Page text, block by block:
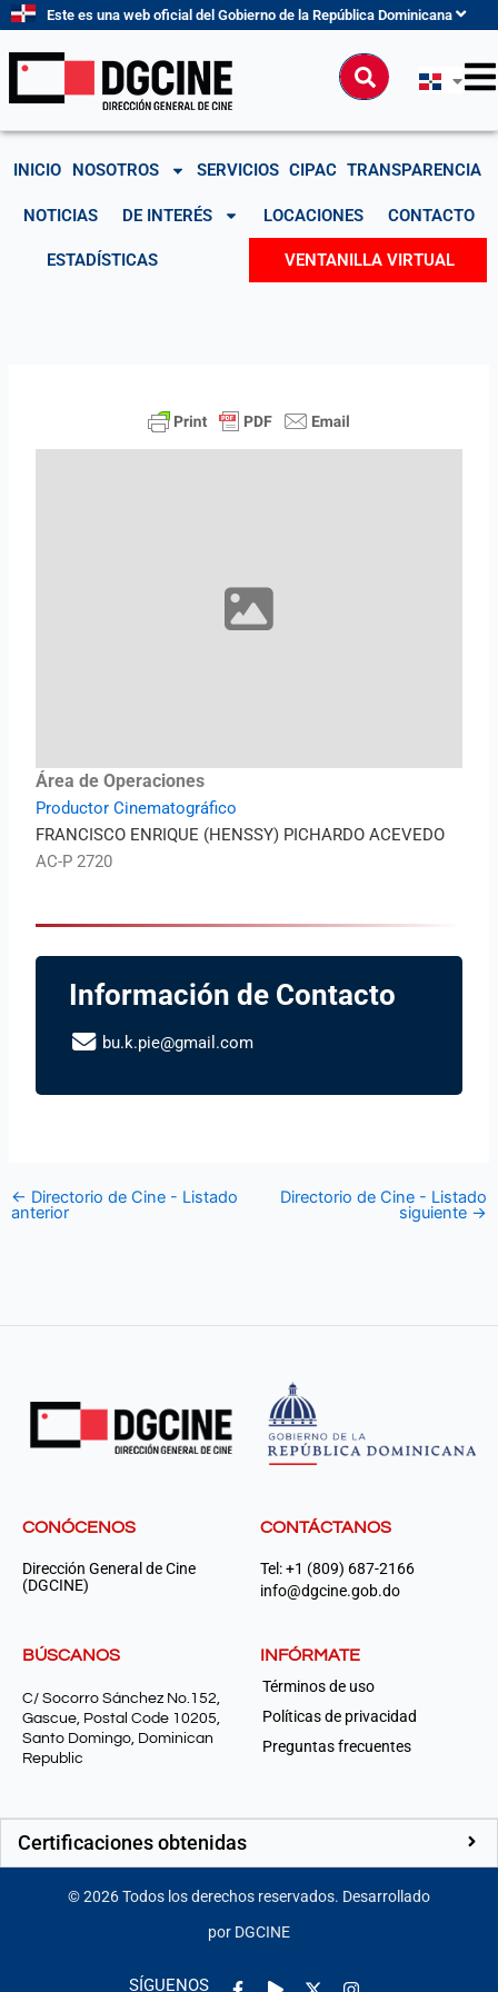
contenido
Este es una web oficial del Gobierno de la República Dominicana
Buscar
INICIO NOSOTROS SERVICIOS CIPAC TRANSPARENCIA
NOTICIAS DE INTERÉS LOCACIONES CONTACTO
ESTADÍSTICAS VENTANILLA VIRTUAL
Área de Operaciones
Productor Cinematográfico
FRANCISCO ENRIQUE (HENSSY) PICHARDO ACEVEDO
AC-P 2720
Información de Contacto
bu.k.pie@gmail.com
← Directorio de Cine - Listado
anterior
Directorio de Cine - Listado
siguiente →
CONÓCENOS
Dirección General de Cine
(DGCINE)
CONTÁCTANOS
Tel: +1 (809) 687-2166
info@dgcine.gob.do
BÚSCANOS
C/ Socorro Sánchez No.152,
Gascue, Postal Code 10205,
Santo Domingo, Dominican
Republic
INFÓRMATE
Términos de uso
Políticas de privacidad
Preguntas frecuentes
Certificaciones obtenidas
©2026Todos los derechos reservados. Desarrollado
por DGCINE
SÍGUENOS
Facebook-
Play Instagram